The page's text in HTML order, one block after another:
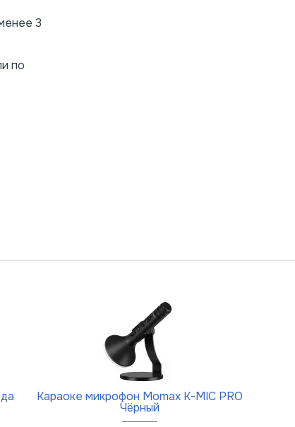
3
по
Караоке микрофон Momax K-MIC PRO
Чёрный